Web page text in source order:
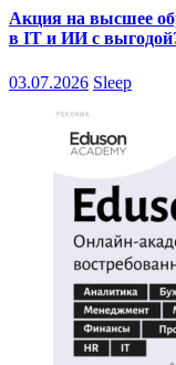
Акция на высшее
в IT и ИИ с
03.07.2026 Sleep